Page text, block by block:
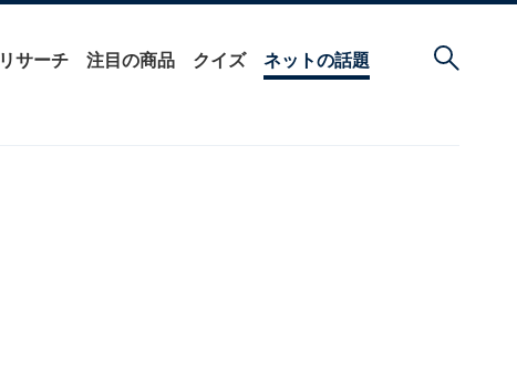
リサーチ 注目の商品 クイズ ネットの話題